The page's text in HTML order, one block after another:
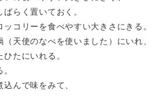
らく置いておく。
ッコリーを食べやすい大きさにきる。
（天使のなべを使いました）にいれ、
たにいれる。
んで味をみて、